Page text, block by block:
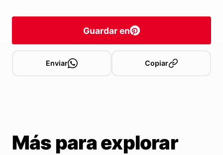
Guardar en
Enviar Copiar
Más para explorar